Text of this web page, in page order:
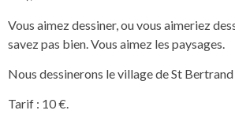
Vous aimez dessiner, ou vous aimeriez
savez pas bien. Vous aimez les paysages.
Nous dessinerons le village de St
Tarif : 10 €.